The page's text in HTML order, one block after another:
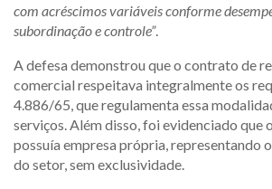
com acréscimos variáveis conforme
subordinação e controle”.
A defesa demonstrou que o contrato de
comercial respeitava integralmente os
4.886/65, que regulamenta essa
serviços. Além disso, foi evidenciado que
possuía empresa própria, representando
do setor, sem exclusividade.